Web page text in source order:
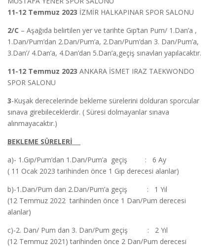
11-12 Temmuz 2023 İZMİR HALKAPINAR SPOR SALONU
2/C – Aşağıda belirtilen yer ve tarihte Gıp’tan Pum/ 1.Dan’a ,
1.Dan/Pum’dan 2.Dan/Pum’a, 2.Dan/Pum’dan 3. Dan/Pum’a,
3.Dan’/ 4.Dan’a, 4.Dan’dan 5.Dan’a,geçiş sınavları yapılacaktır.
11-12 Temmuz 2023 ANKARA İSMET IRAZ TAEKWONDO
SPOR SALONU
3-Kuşak derecelerinde bekleme sürelerini dolduran sporcular
sınava girebileceklerdir. ( Süresi dolmayanlar sınava
alınmayacaktır.)
BEKLEME SÜRELERİ
a)- 1.Gıp/Pum’dan 1.Dan/Pum’a geçiş : 6 Ay
( 11 Ocak 2023 tarihinden önce 1 Gıp derecesi alanlar)
b)-1.Dan/Pum dan 2.Dan/Pum’a geçiş : 1 Yıl
(12 Temmuz 2022 tarihinden önce 1 Dan/Pum derecesi
alanlar)
c)-2. Dan/ Pum dan 3. Dan/Pum geçiş : 2 Yıl
(12 Temmuz 2021) tarihinden önce 2 Dan/Pum derecesi